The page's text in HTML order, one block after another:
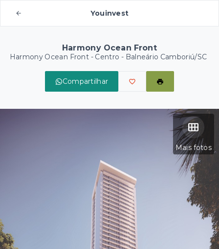
Youinvest
Harmony Ocean Front
Harmony Ocean Front - Centro - Balneário Camboriú/SC
Compartilhar
Mais fotos